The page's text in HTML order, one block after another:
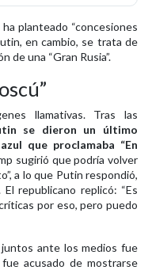
planteado “concesiones
en cambio, se trata de
una “Gran Rusia”.
llamativas. Tras las
se dieron un último
que proclamaba “En
sugirió que podría volver
a lo que Putin respondió,
republicano replicó: “Es
por eso, pero puedo
ante los medios fue
acusado de mostrarse